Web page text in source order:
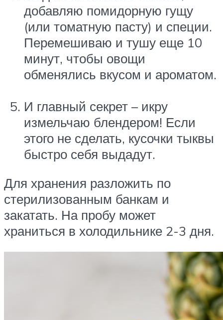
добавляю помидорную гущу
(или томатную пасту) и специи.
Перемешиваю и тушу еще 10
минут, чтобы овощи
обменялись вкусом и ароматом.
И главный секрет – икру
измельчаю блендером! Если
этого не сделать, кусочки тыквы
быстро себя выдадут.
Для хранения разложить по
стерилизованным банкам и
закатать. На пробу может
храниться в холодильнике 2-3 дня.